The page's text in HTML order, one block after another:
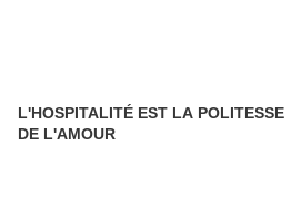
L'HOSPITALITÉ EST LA POLITESSE
DE L'AMOUR